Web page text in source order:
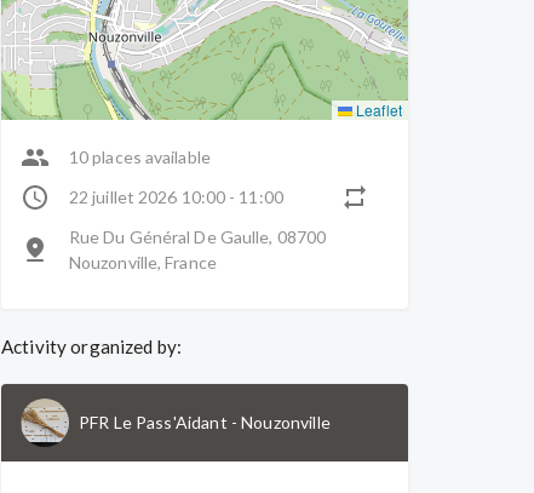
Leaflet
10 places available
22 juillet 2026 10:00 - 11:00
Rue Du Général De Gaulle, 08700
Nouzonville, France
Activity organized by:
PFR Le Pass'Aidant -Nouzonville